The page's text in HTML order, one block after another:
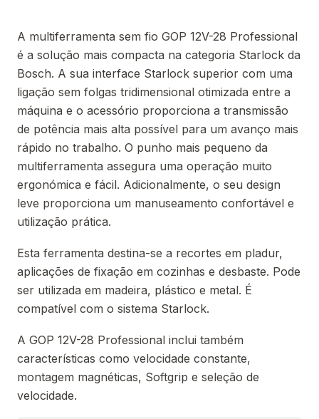
A multiferramenta sem fio GOP 12V-28 Professional
é a solução mais compacta na categoria Starlock da
Bosch. A sua interface Starlock superior com uma
ligação sem folgas tridimensional otimizada entre a
máquina e o acessório proporciona a transmissão
de potência mais alta possível para um avanço mais
rápido no trabalho. O punho mais pequeno da
multiferramenta assegura uma operação muito
ergonómica e fácil. Adicionalmente, o seu design
leve proporciona um manuseamento confortável e
utilização prática.
Esta ferramenta destina-se a recortes em pladur,
aplicações de fixação em cozinhas e desbaste. Pode
ser utilizada em madeira, plástico e metal. É
compatível com o sistema Starlock.
A GOP 12V-28 Professional inclui também
características como velocidade constante,
montagem magnéticas, Softgrip e seleção de
velocidade.